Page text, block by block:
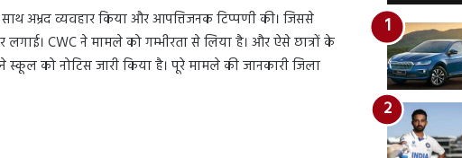
अभ्रद व्यवहार किया और आपत्तिजनक टिप्पणी की। जिससे
CWC ने मामले को गम्भीरता से लिया है। और ऐसे छात्रों के
को नोटिस जारी किया है। पूरे मामले की जानकारी जिला